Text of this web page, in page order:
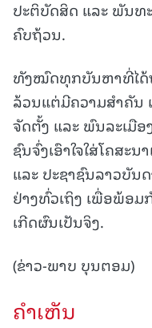
ປະຕິບັດສິດ ແລະ ພັນທ
ຄົບຖ້ວນ.
ທັງໝົດທຸກບັນຫາທີ່ໄດ້
ລ້ວນແຕ່ມີຄວາມສຳຄັ
ຈັດຕັ້ງ ແລະ ພົນລະເມື
ຊົນຈົ່ງເອົາໃຈໃສ່ໂຄສະ
ແລະ ປະຊາຊົນລາວບັນ
ຢ່າງທົ່ວເຖິງ ເພື່ອພ້ອ
ເກີດຜົນເປັນຈິງ.
(ຂ່າວ-ພາບ ບຸນຕອມ)
ຄໍາເຫັນ